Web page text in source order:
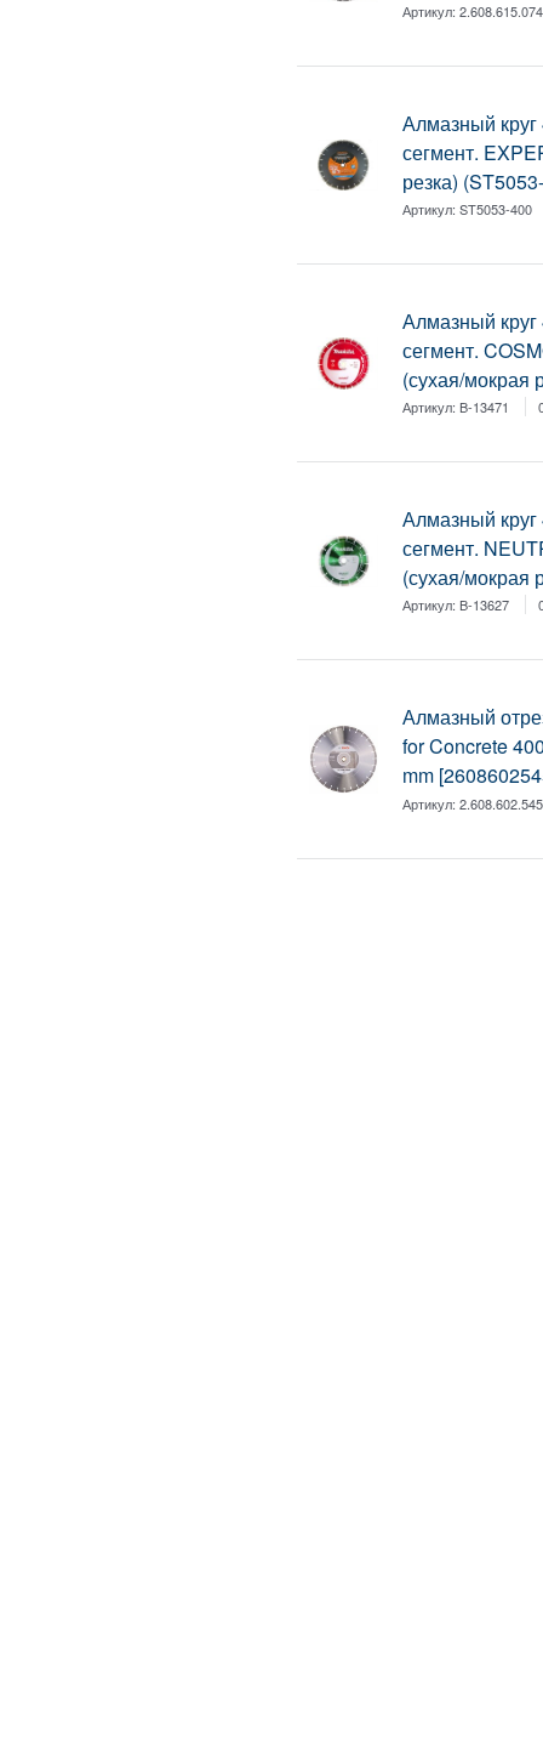
Артикул:2.608.615.074
Алмазный
сегмент.
резка)
Артикул:ST5053-400
Алмазный
сегмент.
(сухая/мокрая
Артикул:B-13471
Алмазный
сегмент.
(сухая/мокрая
Артикул:B-13627
Алмазный
for Concrete
mm
Артикул:2.608.602.545